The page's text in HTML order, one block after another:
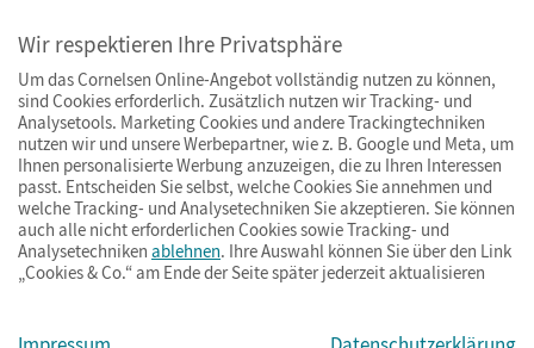
ImpressumAGBDatenschutzBarrierefreiheitCookies & Co.
Wir respektieren Ihre Privatsphäre
Um das Cornelsen Online-Angebot vollständig nutzen zu können,
sind Cookies erforderlich. Zusätzlich nutzen wir Tracking- und
Analysetools. Marketing Cookies und andere Trackingtechniken
nutzen wir und unsere Werbepartner, wie z. B. Google und Meta, um
Ihnen personalisierte Werbung anzuzeigen, die zu Ihren Interessen
passt. Entscheiden Sie selbst, welche Cookies Sie annehmen und
welche Tracking- und Analysetechniken Sie akzeptieren. Sie können
auch alle nicht erforderlichen Cookies sowie Tracking- und
Analysetechniken ablehnen. Ihre Auswahl können Sie über den Link
„Cookies & Co.“ am Ende der Seite später jederzeit aktualisieren